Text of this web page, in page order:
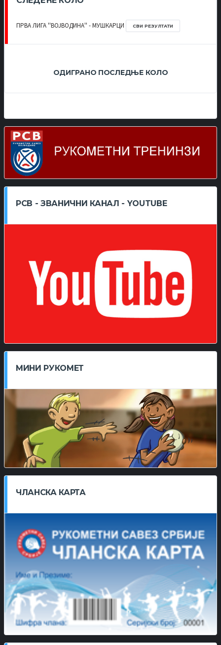
ПРВА ЛИГА ''ВОЈВОДИНА'' - МУШКАРЦИ СВИ РЕЗУЛТАТИ
ОДИГРАНО ПОСЛЕДЊЕ КОЛО
РСВ - ЗВАНИЧНИ КАНАЛ - YOUTUBE
МИНИ РУКОМЕТ
ЧЛАНСКА КАРТА